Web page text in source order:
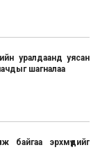
уралдаанд уясан
шагналаа
байгаа эрхмүүдийг